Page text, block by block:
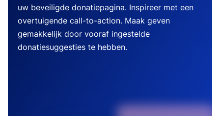
uw beveiligde donatiepagina. Inspireer met een
overtuigende call-to-action. Maak geven
gemakkelijk door vooraf ingestelde
donatiesuggesties te hebben.